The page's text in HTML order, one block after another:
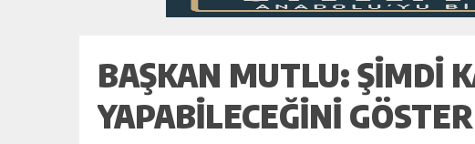
BAŞKAN MUTLU: ŞIMDI
YAPABILECEĞINI